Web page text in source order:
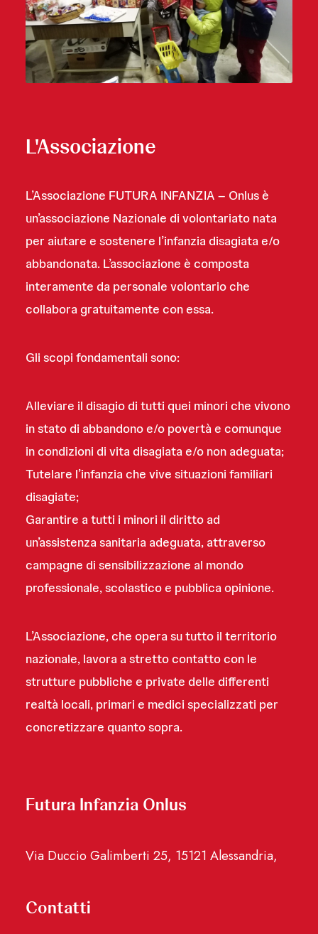
L'Associazione
L’Associazione FUTURA INFANZIA – Onlus è
un’associazione Nazionale di volontariato nata
per aiutare e sostenere l’infanzia disagiata e/o
abbandonata. L’associazione è composta
interamente da personale volontario che
collabora gratuitamente con essa.
Gli scopi fondamentali sono:
Alleviare il disagio di tutti quei minori che vivono
in stato di abbandono e/o povertà e comunque
in condizioni di vita disagiata e/o non adeguata;
Tutelare l’infanzia che vive situazioni familiari
disagiate;
Garantire a tutti i minori il diritto ad
un’assistenza sanitaria adeguata, attraverso
campagne di sensibilizzazione al mondo
professionale, scolastico e pubblica opinione.
L’Associazione, che opera su tutto il territorio
nazionale, lavora a stretto contatto con le
strutture pubbliche e private delle differenti
realtà locali, primari e medici specializzati per
concretizzare quanto sopra.
Futura Infanzia Onlus
Via Duccio Galimberti 25, 15121 Alessandria,
Contatti